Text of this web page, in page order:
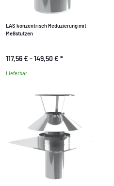
LAS konzentrisch Reduzierung mit
Meßstutzen
117,56 € -149,50 € *
Lieferbar